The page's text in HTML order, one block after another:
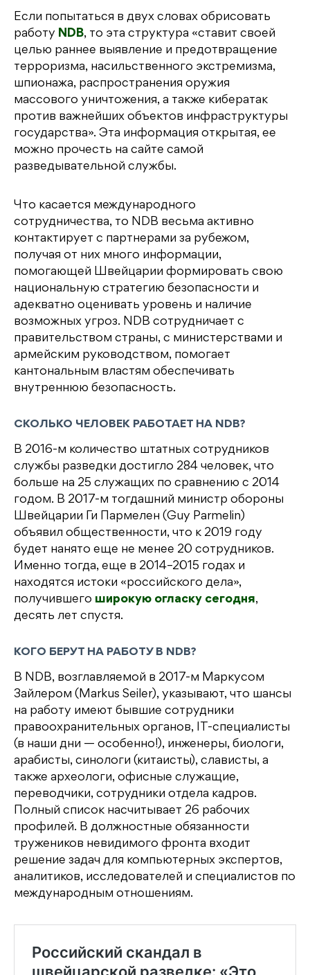
Если попытаться в двух словах обрисовать
работу NDB, то эта структура «ставит своей
целью раннее выявление и предотвращение
терроризма, насильственного экстремизма,
шпионажа, распространения оружия
массового уничтожения, а также кибератак
против важнейших объектов инфраструктуры
государства». Эта информация открытая, ее
можно прочесть на сайте самой
разведывательной службы.
Что касается международного
сотрудничества, то NDB весьма активно
контактирует с партнерами за рубежом,
получая от них много информации,
помогающей Швейцарии формировать свою
национальную стратегию безопасности и
адекватно оценивать уровень и наличие
возможных угроз. NDB сотрудничает с
правительством страны, с министерствами и
армейским руководством, помогает
кантональным властям обеспечивать
внутреннюю безопасность.
СКОЛЬКО ЧЕЛОВЕК РАБОТАЕТ НА NDB?
В 2016-м количество штатных сотрудников
службы разведки достигло 284 человек, что
больше на 25 служащих по сравнению с 2014
годом. В 2017-м тогдашний министр обороны
Швейцарии Ги Пармелен (Guy Parmelin)
объявил общественности, что к 2019 году
будет нанято еще не менее 20 сотрудников.
Именно тогда, еще в 2014–2015 годах и
находятся истоки «российского дела»,
получившего широкую огласку сегодня,
десять лет спустя.
КОГО БЕРУТ НА РАБОТУ В NDB?
В NDB, возглавляемой в 2017-м Маркусом
Зайлером (Markus Seiler), указывают, что шансы
на работу имеют бывшие сотрудники
правоохранительных органов, IT-специалисты
(в наши дни — особенно!), инженеры, биологи,
арабисты, синологи (китаисты), слависты, а
также археологи, офисные служащие,
переводчики, сотрудники отдела кадров.
Полный список насчитывает 26 рабочих
профилей. В должностные обязанности
тружеников невидимого фронта входит
решение задач для компьютерных экспертов,
аналитиков, исследователей и специалистов по
международным отношениям.